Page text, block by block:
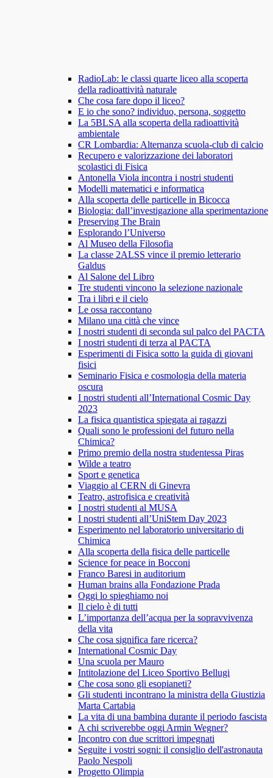
RadioLab: le classi quarte liceo alla scoperta
della radioattività naturale
Che cosa fare dopo il liceo?
E io che sono? individuo, persona, soggetto
La 5BLSA alla scoperta della radioattività
ambientale
CR Lombardia: Alternanza scuola-club di calcio
Recupero e valorizzazione dei laboratori
scolastici di Fisica
Antonella Viola incontra i nostri studenti
Modelli matematici e informatica
Alla scoperta delle particelle in Bicocca
Biologia: dall’investigazione alla sperimentazione
Preserving The Brain
Esplorando l’Universo
Al Museo della Filosofia
La classe 2ALSS vince il premio letterario
Galdus
Al Salone del Libro
Tre studenti vincono la selezione nazionale
Tra i libri e il cielo
Le ossa raccontano
Milano una città che vince
I nostri studenti di seconda sul palco del PACTA
I nostri studenti di terza al PACTA
Esperimenti di Fisica sotto la guida di giovani
fisici
Seminario Fisica e cosmologia della materia
oscura
I nostri studenti all’International Cosmic Day
2023
La fisica quantistica spiegata ai ragazzi
Quali sono le professioni del futuro nella
Chimica?
Primo premio della nostra studentessa Piras
Wilde a teatro
Sport e genetica
Viaggio al CERN di Ginevra
Teatro, astrofisica e creatività
I nostri studenti al MUSA
I nostri studenti all’UniStem Day 2023
Esperimento nel laboratorio universitario di
Chimica
Alla scoperta della fisica delle particelle
Science for peace in Bocconi
Franco Baresi in auditorium
Human brains alla Fondazione Prada
Oggi lo spieghiamo noi
Il cielo è di tutti
L’importanza dell’acqua per la sopravvivenza
della vita
Che cosa significa fare ricerca?
International Cosmic Day
Una scuola per Mauro
Intitolazione del Liceo Sportivo Bellugi
Che cosa sono gli esopianeti?
Gli studenti incontrano la ministra della Giustizia
Marta Cartabia
La vita di una bambina durante il periodo fascista
A chi scriverebbe oggi Armin Wegner?
Incontro con due scrittori impegnati
Seguite i vostri sogni: il consiglio dell'astronauta
Paolo Nespoli
Progetto Olimpia